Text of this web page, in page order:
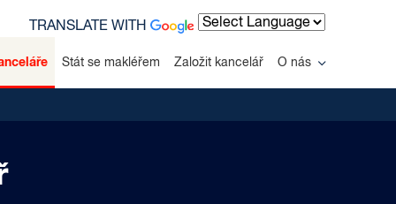
Stát se makléřem Založit kancelář O nás
TRANSLATE WITH